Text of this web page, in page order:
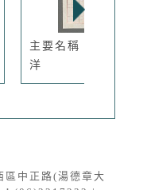
主要名稱：夜眺太平
洋
中正路(湯德章大